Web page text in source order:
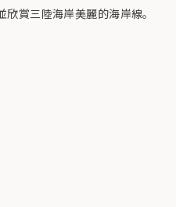
欣賞三陸海岸美麗的海岸線。